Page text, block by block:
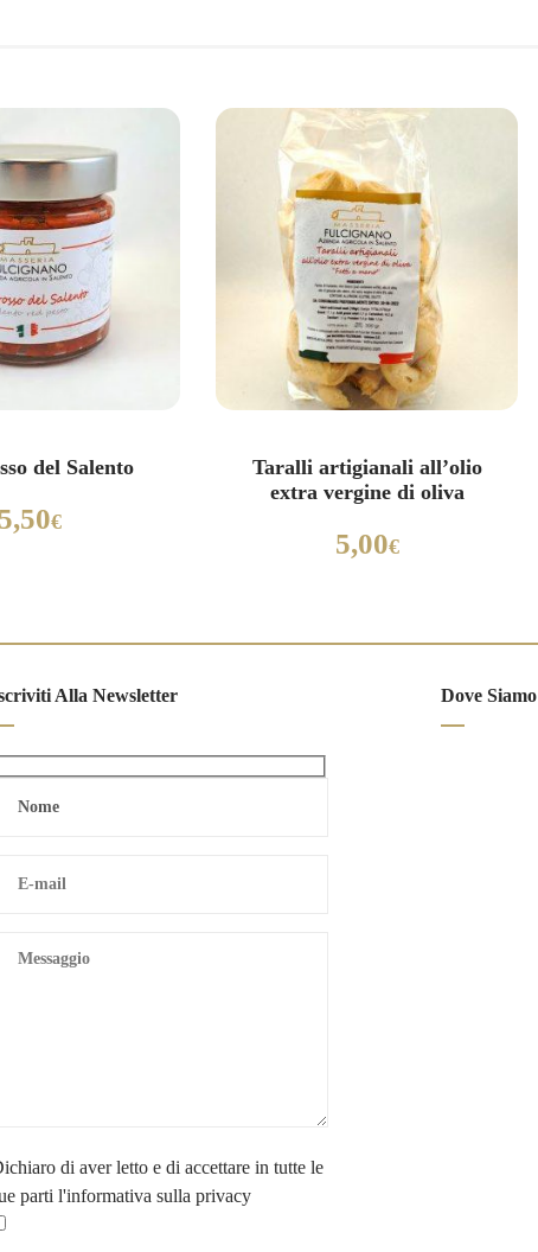
del Salento
5,50€
Taralli artigianali all’olio
extra vergine di oliva
5,00€
Alla Newsletter
di aver letto e di accettare in tutte le
parti l'informativa sulla privacy
Dove Siamo